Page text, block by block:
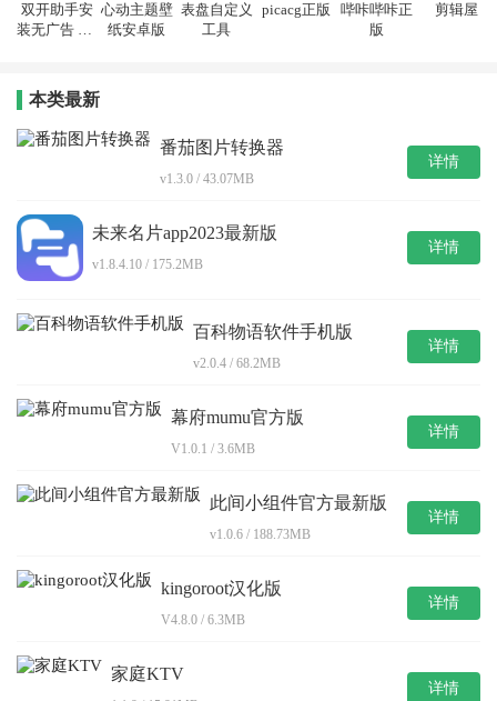
双开助手安
装无广告 11.
心动主题壁
纸安卓版
表盘自定义
工具
picacg正版
哔咔哔咔正
版
剪辑屋
本类最新
番茄图片转换器
v1.3.0 / 43.07MB
详情
未来名片app2023最新版
v1.8.4.10 / 175.2MB
详情
百科物语软件手机版
v2.0.4 / 68.2MB
详情
幕府mumu官方版
V1.0.1 / 3.6MB
详情
此间小组件官方最新版
v1.0.6 / 188.73MB
详情
kingoroot汉化版
V4.8.0 / 6.3MB
详情
家庭KTV
详情